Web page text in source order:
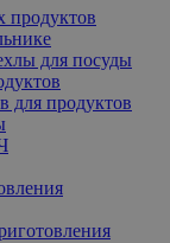
продуктов
для посуды
для продуктов